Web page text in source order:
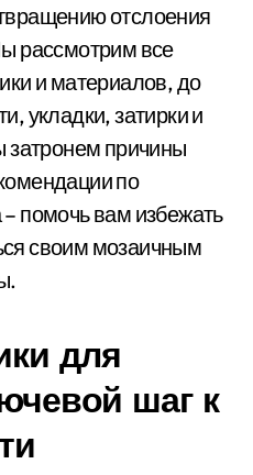
отслоения
рассмотрим все
и материалов, до
укладки, затирки и
затронем причины
по
помочь вам избежать
своим мозаичным
для
шаг к